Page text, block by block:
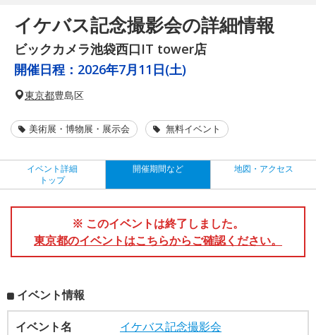
イケバス記念撮影会の詳細情報
ビックカメラ池袋西口IT tower店
開催日程： 2026年7月11日(土)
東京都豊島区
美術展・博物展・展示会 無料イベント
イベント詳細
トップ
開催期間など 地図・アクセス
※ このイベントは終了しました。
東京都のイベントはこちらからご確認ください。
イベント情報
イベント名
イケバス記念撮影会